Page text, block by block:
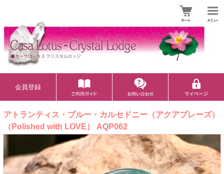
会員登録
アトランティス・ブルー・カルセドニー（アクアプレーズ）
（Polished with LOVE） AQP062